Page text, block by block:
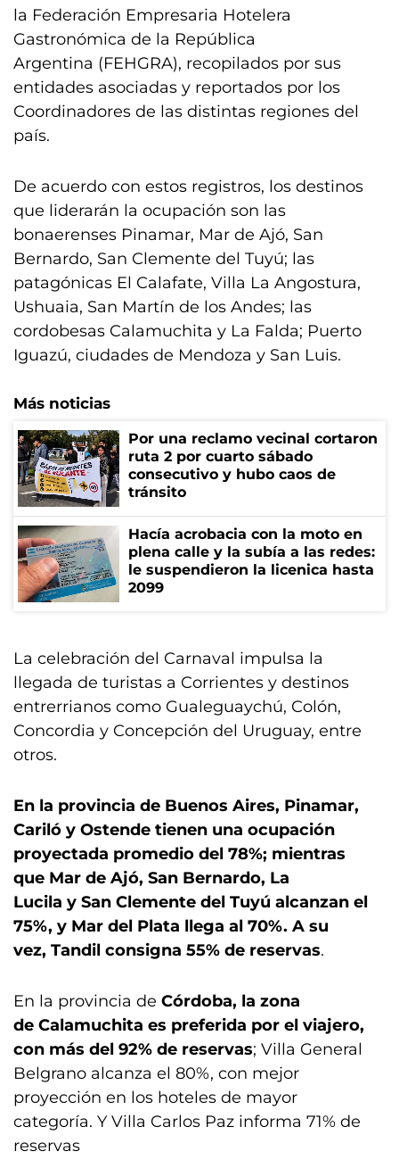
la Federación Empresaria Hotelera
Gastronómica de la República
Argentina (FEHGRA), recopilados por sus
entidades asociadas y reportados por los
Coordinadores de las distintas regiones del
país.
De acuerdo con estos registros, los destinos
que liderarán la ocupación son las
bonaerenses Pinamar, Mar de Ajó, San
Bernardo, San Clemente del Tuyú; las
patagónicas El Calafate, Villa La Angostura,
Ushuaia, San Martín de los Andes; las
cordobesas Calamuchita y La Falda; Puerto
Iguazú, ciudades de Mendoza y San Luis.
Más noticias
Por una reclamo vecinal cortaron
ruta 2 por cuarto sábado
consecutivo y hubo caos de
tránsito
Hacía acrobacia con la moto en
plena calle y la subía a las redes:
le suspendieron la licenica hasta
2099
La celebración del Carnaval impulsa la
llegada de turistas a Corrientes y destinos
entrerrianos como Gualeguaychú, Colón,
Concordia y Concepción del Uruguay, entre
otros.
En la provincia de Buenos Aires, Pinamar,
Cariló y Ostende tienen una ocupación
proyectada promedio del 78%; mientras
que Mar de Ajó, San Bernardo, La
Lucila y San Clemente del Tuyú alcanzan el
75%, y Mar del Plata llega al 70%. A su
vez, Tandil consigna 55% de reservas.
En la provincia de Córdoba, la zona
de Calamuchita es preferida por el viajero,
con más del 92% de reservas; Villa General
Belgrano alcanza el 80%, con mejor
proyección en los hoteles de mayor
categoría. Y Villa Carlos Paz informa 71% de
reservas